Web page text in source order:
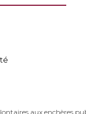
aux enchères